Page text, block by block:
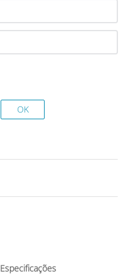
Especificações